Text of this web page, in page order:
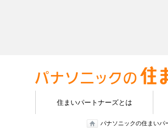
住まいパートナーズとは
パナソニックの住まいパ